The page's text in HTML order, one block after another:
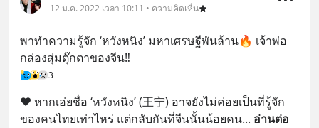
12 ม.ค. 2022 เวลา 10:11 • ความคิดเห็น
พาทำความรู้จัก ‘หวังหนิง’ มหาเศรษฐีพันล้าน🔥 เจ้าพ่อ
กล่องสุ่มตุ๊กตาของจีน‼️
3
❤️ หากเอ่ยชื่อ ‘หวังหนิง’ (王宁) อาจยังไม่ค่อยเป็นที่รู้จัก
ของคนไทยเท่าไหร่ แต่กลับกันที่จีนนั้นน้อยคน... อ่านต่อ